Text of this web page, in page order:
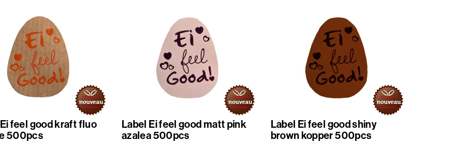
feel good kraft fluo
500pcs
Label Ei feel good matt pink
azalea 500pcs
Label Ei feel good shiny
brown kopper 500pcs